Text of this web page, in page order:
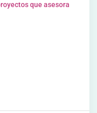
que asesora